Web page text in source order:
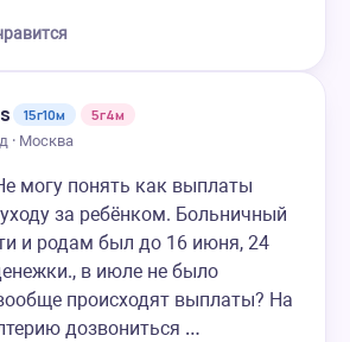
15г10м
5г4м
· Москва
могу понять как выплаты
за ребёнком. Больничный
и родам был до 16 июня, 24
в июле не было
происходят выплаты? На
дозвониться …